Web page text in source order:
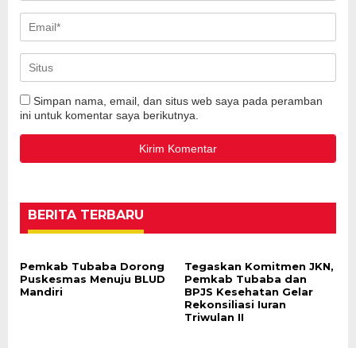
Simpan nama, email, dan situs web saya pada peramban
ini untuk komentar saya berikutnya.
BERITA TERBARU
Pemkab Tubaba Dorong
Puskesmas Menuju BLUD
Mandiri
Tegaskan Komitmen JKN,
Pemkab Tubaba dan
BPJS Kesehatan Gelar
Rekonsiliasi Iuran
Triwulan II